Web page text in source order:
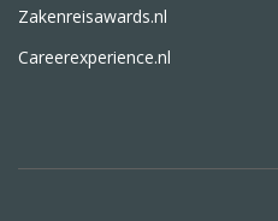
Zakenreisawards.nl
Careerexperience.nl